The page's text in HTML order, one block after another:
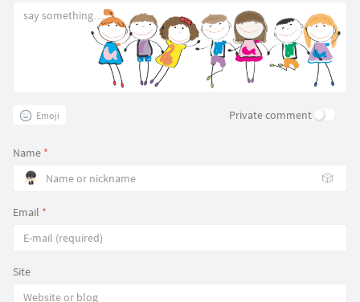
Emoji Private comment
Name *
🎲
Email *
Site